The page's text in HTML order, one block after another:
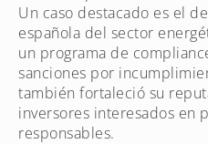
Un caso destacado es el
española del sector
un programa de
sanciones por
también fortaleció su
inversores interesados en
responsables.